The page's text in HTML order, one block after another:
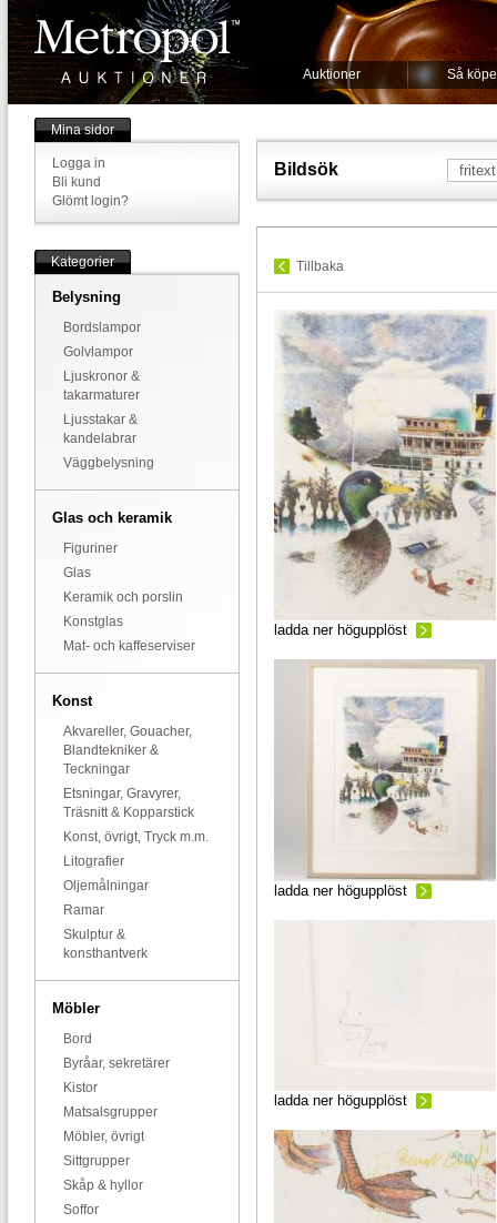
Auktioner Så
Mina sidor
Logga in
Bli kund
Glömt login?
Kategorier
Belysning
Bordslampor
Golvlampor
Ljuskronor &
takarmaturer
Ljusstakar &
kandelabrar
Väggbelysning
Glas och keramik
Figuriner
Glas
Keramik och porslin
Konstglas
Mat- och kaffeserviser
Konst
Akvareller, Gouacher,
Blandtekniker &
Teckningar
Etsningar, Gravyrer,
Träsnitt & Kopparstick
Konst, övrigt, Tryck m.m.
Litografier
Oljemålningar
Ramar
Skulptur &
konsthantverk
Möbler
Bord
Byråar, sekretärer
Kistor
Matsalsgrupper
Möbler, övrigt
Sittgrupper
Skåp & hyllor
Soffor
Bildsök
Tillbaka
ladda ner högupplöst
ladda ner högupplöst
ladda ner högupplöst